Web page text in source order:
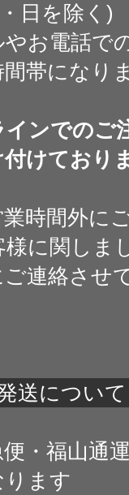
日を除く)
やお電話で
帯になり
ンでのご
付けており
業時間外に
様に関しま
ご連絡させ
送について
便・福山通
ます